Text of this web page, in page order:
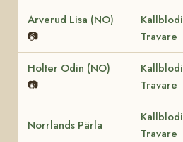
Arverud Lisa (NO)
📷
Travare
Holter Odin (NO)
📷
Travare
Norrlands Pärla
Travare